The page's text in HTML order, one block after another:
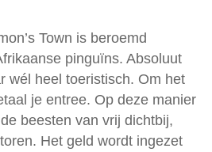
Town is beroemd
pinguïns. Absoluut
wél heel toeristisch. Om het
je entree. Op deze manier
beesten van vrij dichtbij,
Het geld wordt ingezet